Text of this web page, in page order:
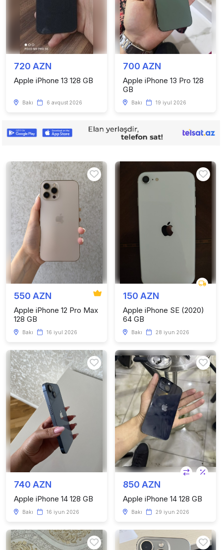
720 AZN
Apple iPhone 13 128 GB
Bakı 6 avqust 2026
700 AZN
Apple iPhone 13 Pro 128
GB
Bakı 19 iyul 2026
550 AZN
Apple iPhone 12 Pro Max
128 GB
Bakı 16 iyul 2026
150 AZN
Apple iPhone SE (2020)
64 GB
Bakı 28 iyun 2026
740 AZN
Apple iPhone 14 128 GB
Bakı 16 iyun 2026
850 AZN
Apple iPhone 14 128 GB
Bakı 29 iyun 2026